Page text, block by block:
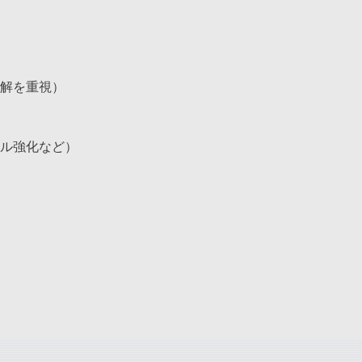
を重視）
強化など）